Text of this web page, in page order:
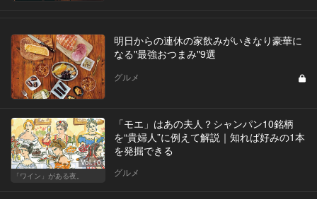
明日からの連休の家飲みがいきなり豪華に
なる"最強おつまみ"9選
グルメ
Vol.10
「ワイン」がある夜。
「モエ」はあの夫人？シャンパン10銘柄
を“貴婦人”に例えて解説｜知れば好みの1本
を発掘できる
グルメ